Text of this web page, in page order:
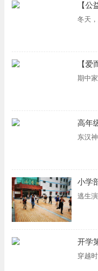
【公
冬天
没有
人的
中小
【
2020
期中
社会
庭、
部举
高年
东汉
劳逸
鲁迅
戏是
小学
逃生
夯实
安全
天，
开学
穿越
月，